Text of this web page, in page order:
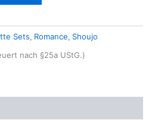
Sets, Romance, Shoujo
nach §25a UStG.)